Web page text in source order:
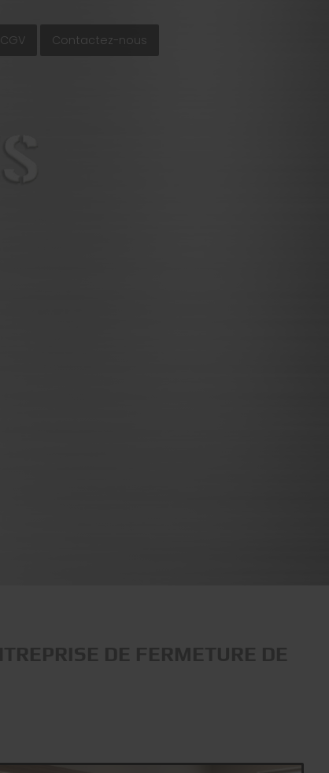
CGV Contactez-nous